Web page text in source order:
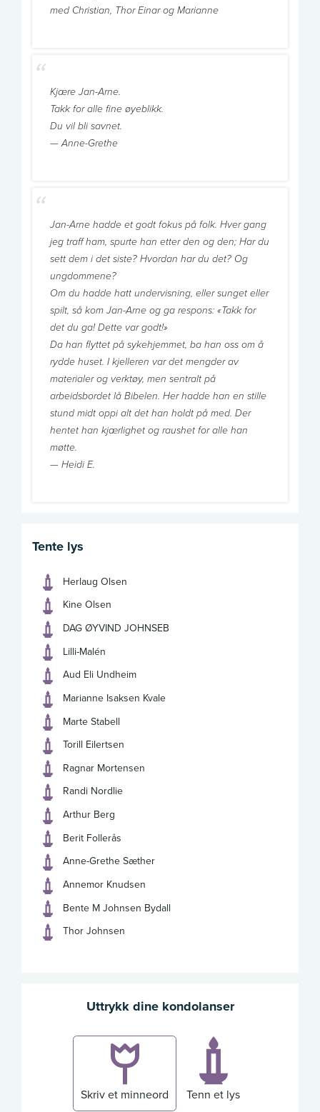
med Christian, Thor Einar og Marianne
Kjære Jan-Arne.
Takk for alle fine øyeblikk.
Du vil bli savnet.
— Anne-Grethe
Jan-Arne hadde et godt fokus på folk. Hver gang
jeg traff ham, spurte han etter den og den; Har du
sett dem i det siste? Hvordan har du det? Og
ungdommene?
Om du hadde hatt undervisning, eller sunget eller
spilt, så kom Jan-Arne og ga respons: «Takk for
det du ga! Dette var godt!»
Da han flyttet på sykehjemmet, ba han oss om å
rydde huset. I kjelleren var det mengder av
materialer og verktøy, men sentralt på
arbeidsbordet lå Bibelen. Her hadde han en stille
stund midt oppi alt det han holdt på med. Der
hentet han kjærlighet og raushet for alle han
møtte.
— Heidi E.
Tente lys
Herlaug Olsen
Kine Olsen
DAG ØYVIND JOHNSEB
Lilli-Malén
Aud Eli Undheim
Marianne Isaksen Kvale
Marte Stabell
Torill Eilertsen
Ragnar Mortensen
Randi Nordlie
Arthur Berg
Berit Follerås
Anne-Grethe Sæther
Annemor Knudsen
Bente M Johnsen Bydall
Thor Johnsen
Uttrykk dine kondolanser
Skriv et minneord Tenn et lys